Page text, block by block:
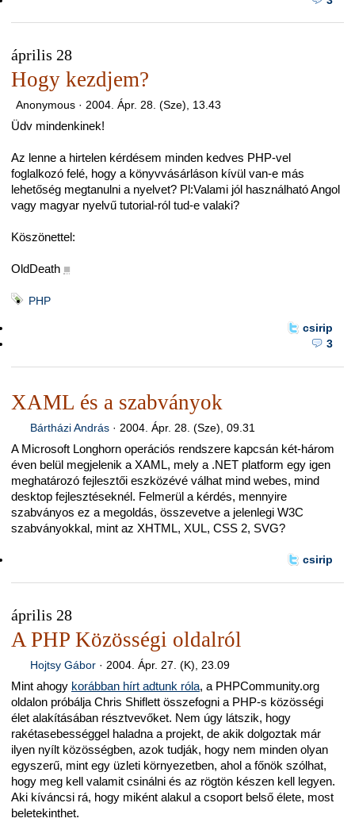
április 28
Hogy kezdjem?
Anonymous · 2004. Ápr. 28. (Sze), 13.43
Üdv mindenkinek!
Az lenne a hirtelen kérdésem minden kedves PHP-vel
foglalkozó felé, hogy a könyvvásárláson kívül van-e más
lehetőség megtanulni a nyelvet? Pl:Valami jól használható Angol
vagy magyar nyelvű tutorial-ról tud-e valaki?
Köszönettel:
OldDeath ■
PHP
csirip
3
XAML és a szabványok
Bártházi András· 2004. Ápr. 28. (Sze), 09.31
A Microsoft Longhorn operációs rendszere kapcsán két-három
éven belül megjelenik a XAML, mely a .NET platform egy igen
meghatározó fejlesztői eszközévé válhat mind webes, mind
desktop fejlesztéseknél. Felmerül a kérdés, mennyire
szabványos ez a megoldás, összevetve a jelenlegi W3C
szabványokkal, mint az XHTML, XUL, CSS 2, SVG?
csirip
április 28
A PHP Közösségi oldalról
Hojtsy Gábor· 2004. Ápr. 27. (K), 23.09
Mint ahogy korábban hírt adtunk róla, a PHPCommunity.org
oldalon próbálja Chris Shiflett összefogni a PHP-s közösségi
élet alakításában résztvevőket. Nem úgy látszik, hogy
rakétasebességgel haladna a projekt, de akik dolgoztak már
ilyen nyílt közösségben, azok tudják, hogy nem minden olyan
egyszerű, mint egy üzleti környezetben, ahol a főnök szólhat,
hogy meg kell valamit csinálni és az rögtön készen kell legyen.
Aki kíváncsi rá, hogy miként alakul a csoport belső élete, most
beletekinthet.